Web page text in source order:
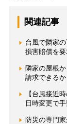
関連記事
台風で隣家
損害賠償を
隣家の屋根
請求できるか
【台風接近
日時変更で
防災の専門